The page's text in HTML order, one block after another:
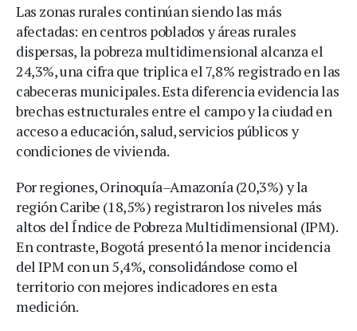
Las zonas rurales continúan siendo las más
afectadas: en centros poblados y áreas rurales
dispersas, la pobreza multidimensional alcanza el
24,3%, una cifra que triplica el 7,8% registrado en las
cabeceras municipales. Esta diferencia evidencia las
brechas estructurales entre el campo y la ciudad en
acceso a educación, salud, servicios públicos y
condiciones de vivienda.
Por regiones, Orinoquía–Amazonía (20,3%) y la
región Caribe (18,5%) registraron los niveles más
altos del Índice de Pobreza Multidimensional (IPM).
En contraste, Bogotá presentó la menor incidencia
del IPM con un 5,4%, consolidándose como el
territorio con mejores indicadores en esta
medición.